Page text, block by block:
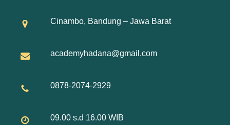
Cinambo, Bandung – Jawa Barat
academyhadana@gmail.com
0878-2074-2929
09.00 s.d 16.00 WIB